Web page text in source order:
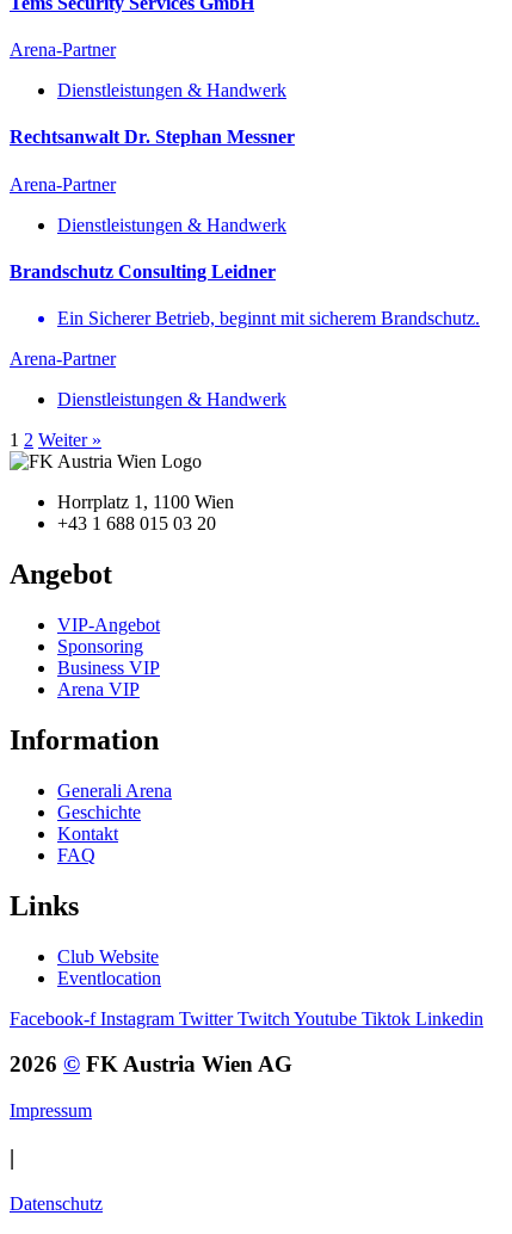
Arena-Partner
Dienstleistungen & Handwerk
Rechtsanwalt Dr. Stephan Messner
Arena-Partner
Dienstleistungen & Handwerk
Brandschutz Consulting Leidner
Ein Sicherer Betrieb, beginnt mit sicherem Brandschutz.
Arena-Partner
Dienstleistungen & Handwerk
1 2 Weiter »
Horrplatz 1, 1100 Wien
+43 1 688 015 03 20
Angebot
VIP-Angebot
Sponsoring
Business VIP
Arena VIP
Information
Generali Arena
Geschichte
Kontakt
FAQ
Links
Club Website
Eventlocation
Facebook-f Instagram Twitter Twitch Youtube Tiktok Linkedin
2026 © FK Austria Wien AG
Impressum
|
Datenschutz